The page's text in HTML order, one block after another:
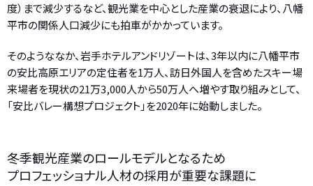
度）まで減少するなど、観光業を中心とした産業の衰退により、八幡
平市の関係人口減少にも拍車がかかっています。
そのようななか、岩手ホテルアンドリゾートは、3年以内に八幡平市
の安比高原エリアの定住者を1万人、訪日外国人を含めたスキー場
来場者を現状の21万3,000人から50万人へ増やす取り組みとして、
「安比バレー構想プロジェクト」を2020年に始動しました。
冬季観光産業のロールモデルとなるため
プロフェッショナル人材の採用が重要な課題に